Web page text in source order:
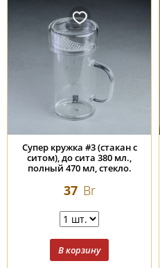
Супер кружка #3 (стакан с
ситом), до сита 380 мл.,
полный 470 мл, стекло.
37 Br